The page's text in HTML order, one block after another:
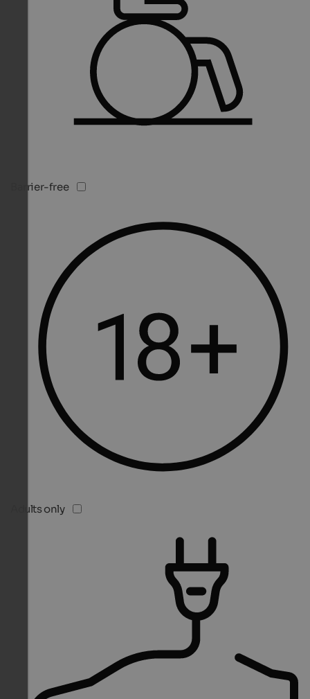
Barrier-free
Adults only